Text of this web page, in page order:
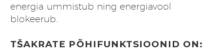
energia ummistub ning energiavool
blokeerub.
TŠAKRATE PÕHIFUNKTSIOONID ON: